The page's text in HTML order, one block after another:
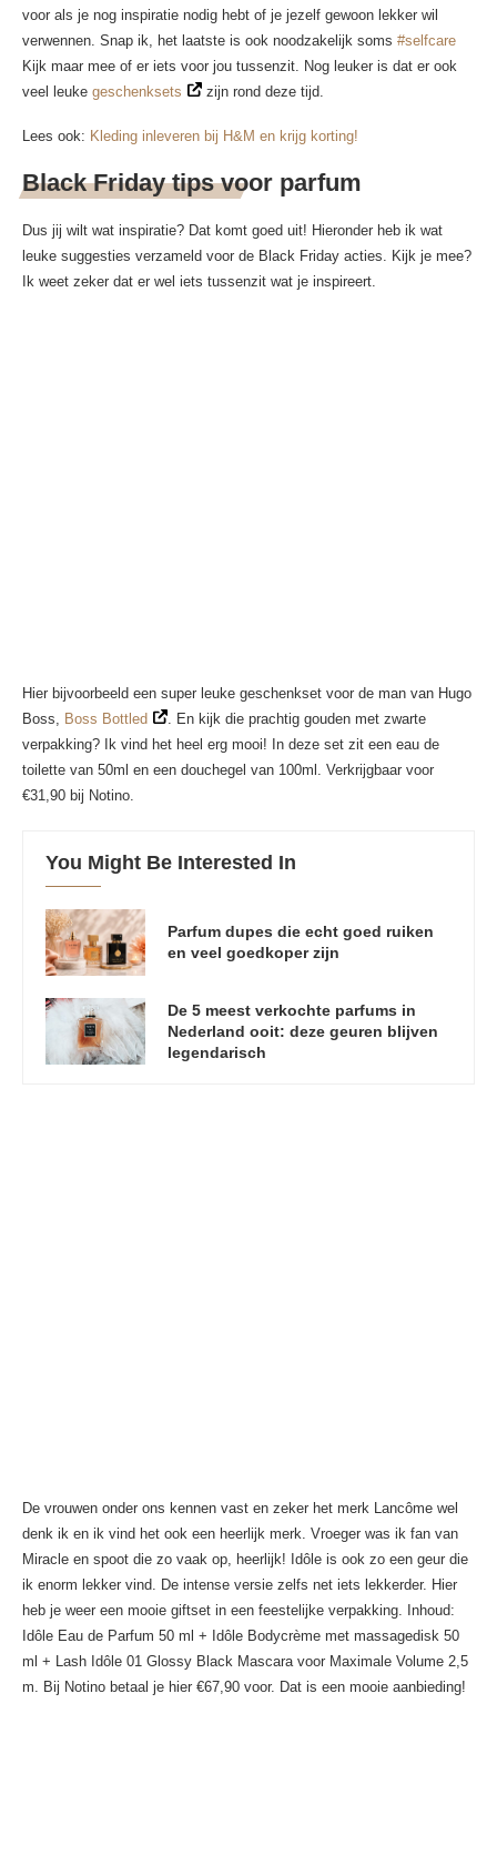
voor als je nog inspiratie nodig hebt of je jezelf gewoon lekker wil
verwennen. Snap ik, het laatste is ook noodzakelijk soms #selfcare
Kijk maar mee of er iets voor jou tussenzit. Nog leuker is dat er ook
veel leuke geschenksets zijn rond deze tijd.
Lees ook: Kleding inleveren bij H&M en krijg korting!
Black Friday tips voor parfum
Dus jij wilt wat inspiratie? Dat komt goed uit! Hieronder heb ik wat
leuke suggesties verzameld voor de Black Friday acties. Kijk je mee?
Ik weet zeker dat er wel iets tussenzit wat je inspireert.
Hier bijvoorbeeld een super leuke geschenkset voor de man van Hugo
Boss, Boss Bottled
. En kijk die prachtig gouden met zwarte
verpakking? Ik vind het heel erg mooi! In deze set zit een eau de
toilette van 50ml en een douchegel van 100ml. Verkrijgbaar voor
€31,90 bij Notino.
You Might Be Interested In
Parfum dupes die echt goed ruiken
en veel goedkoper zijn
De 5 meest verkochte parfums in
Nederland ooit: deze geuren blijven
legendarisch
De vrouwen onder ons kennen vast en zeker het merk Lancôme wel
denk ik en ik vind het ook een heerlijk merk. Vroeger was ik fan van
Miracle en spoot die zo vaak op, heerlijk! Idôle is ook zo een geur die
ik enorm lekker vind. De intense versie zelfs net iets lekkerder. Hier
heb je weer een mooie giftset in een feestelijke verpakking. Inhoud:
Idôle Eau de Parfum 50 ml + Idôle Bodycrème met massagedisk 50
ml + Lash Idôle 01 Glossy Black Mascara voor Maximale Volume 2,5
m. Bij Notino betaal je hier €67,90 voor. Dat is een mooie aanbieding!